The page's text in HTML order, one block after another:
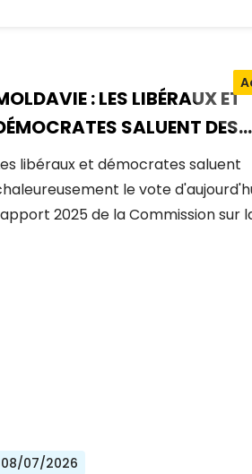
: LES LIBÉRAUX ET
SALUENT DES
EXCEPTIONNELS
DE L'ADHÉSION À L'UE
libéraux et démocrates saluent
le vote
2025 de la Commission sur
08/07/2026